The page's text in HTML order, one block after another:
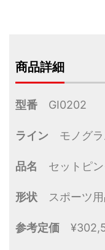
商品詳細
型番 GI0202
ライン モノグラ
品名 セットピン
形状 スポーツ用
参考定価